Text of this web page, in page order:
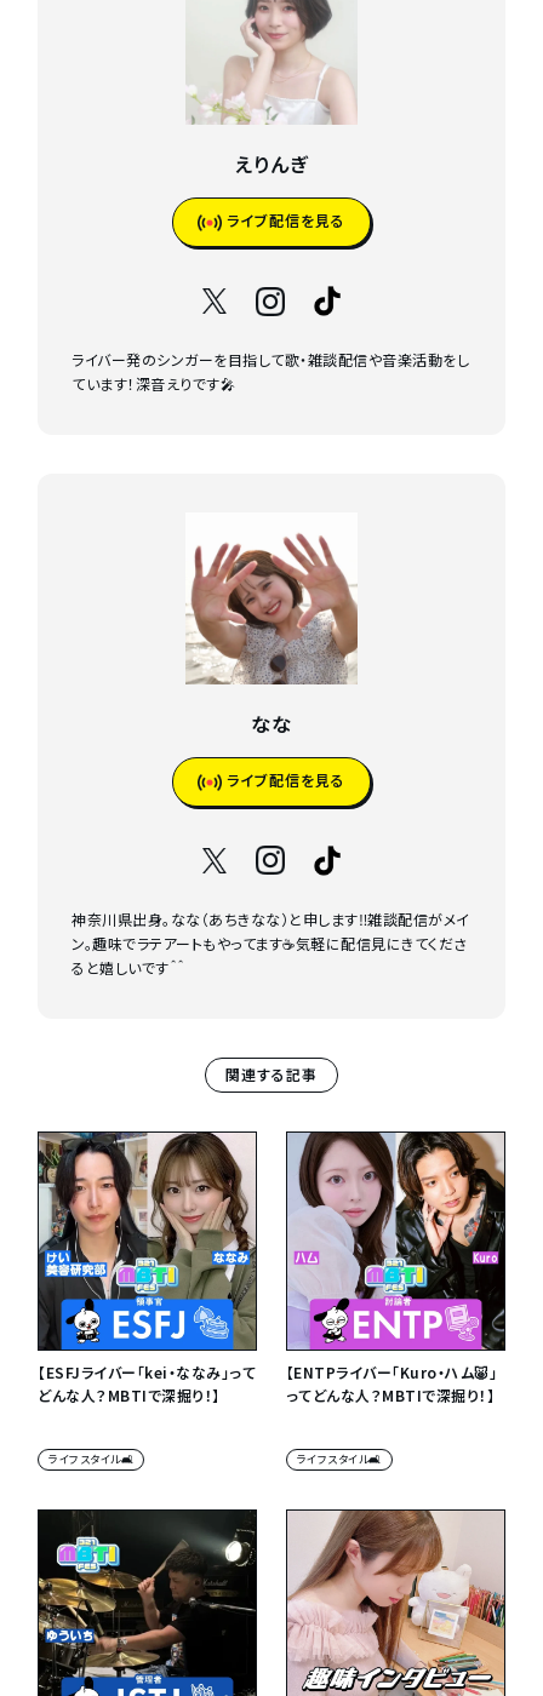
えりんぎ
ライブ配信を見る
ライバー発のシンガーを目指して歌・雑談配信や音楽活動をし
ています！深音えりです🎤
なな
ライブ配信を見る
神奈川県出身。なな（あちきなな）と申します‼︎雑談配信がメイ
ン。趣味でラテアートもやってます☕️気軽に配信見にきてくださ
ると嬉しいです＾＾
関連する記事
【ESFJライバー「kei・ななみ」って
どんな人？MBTIで深掘り！】
ライフスタイル🛋
【ENTPライバー「Kuro・ハム🐷」
ってどんな人？MBTIで深掘り！】
ライフスタイル🛋